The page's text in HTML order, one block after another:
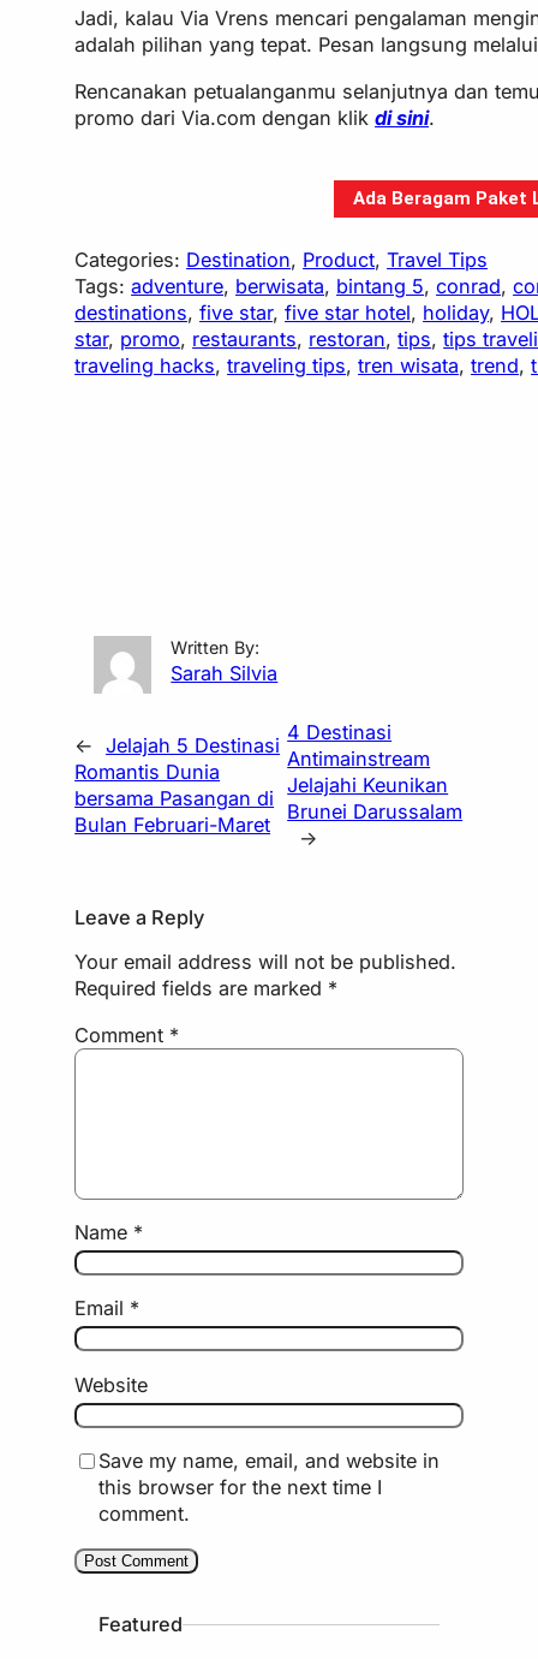
Jadi, kalau Via Vrens mencari pengalaman
adalah pilihan yang tepat. Pesan langsung
Rencanakan petualanganmu selanjutnya dan
promo dari Via.com dengan klikdi sini.
Ada Beragam Paket
Categories: Destination, Product, Travel Tips
Tags:adventure, berwisata, bintang 5, conrad,
destinations, five star, five star hotel, holiday,
star, promo, restaurants, restoran, tips, tips
traveling hacks, traveling tips, tren wisata, trend,
Written By:
Sarah Silvia
←
Jelajah 5 Destinasi
Romantis Dunia
bersama Pasangan di
Bulan Februari-Maret
4 Destinasi
Antimainstream
Jelajahi Keunikan
Brunei Darussalam
→
Leave a Reply
Your email address will not be published.
Required fields are marked *
Comment *
Name *
Email *
Website
Save my name, email, and website in
this browser for the next time I
comment.
Featured